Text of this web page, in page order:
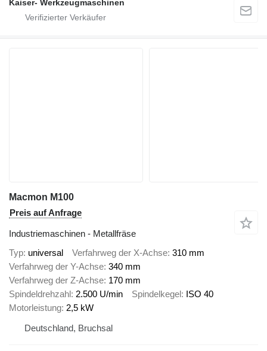
Kaiser- Werkzeugmaschinen
Macmon M100
Preis auf Anfrage
Industriemaschinen - Metallfräse
Typ universal Verfahrweg der X-Achse 310 mm
Verfahrweg der Y-Achse 340 mm
Verfahrweg der Z-Achse 170 mm
Spindeldrehzahl 2.500 U/min Spindelkegel ISO 40
Motorleistung 2,5 kW
Deutschland, Bruchsal